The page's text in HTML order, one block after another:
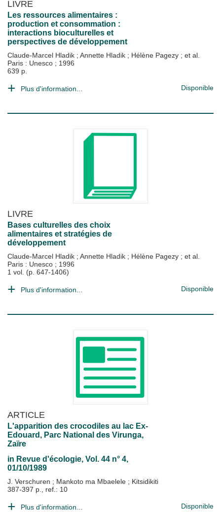
LIVRE
Les ressources alimentaires :
production et consommation :
interactions bioculturelles et
perspectives de développement
Claude-Marcel Hladik ; Annette Hladik ; Hélène Pagezy ; et al.
Paris : Unesco ; 1996
639 p.
Plus d'information... Disponible
LIVRE
Bases culturelles des choix
alimentaires et stratégies de
développement
Claude-Marcel Hladik ; Annette Hladik ; Hélène Pagezy ; et al.
Paris : Unesco ; 1996
1 vol. (p. 647-1406)
Plus d'information... Disponible
ARTICLE
L'apparition des crocodiles au lac Ex-
Edouard, Parc National des Virunga,
Zaïre
in Revue d'écologie, Vol. 44 n° 4,
01/10/1989
J. Verschuren ; Mankoto ma Mbaelele ; Kitsidikiti
387-397 p., ref.: 10
Plus d'information... Disponible